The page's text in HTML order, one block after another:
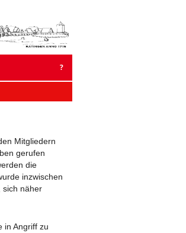
?
Mitgliedern
gerufen
die
inzwischen
sich näher
in Angriff zu